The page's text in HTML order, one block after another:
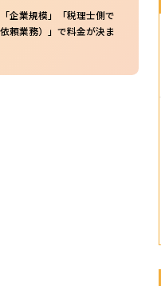
企業規模」「税理士側で
頼業務）」で料金が決ま